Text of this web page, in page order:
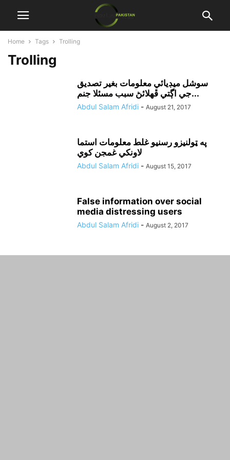
Home Tags Trolling
Trolling
سوشل ميڊيائي معلومات بغير تصديق
جي اڳتي ڦهلائڻ سبب مسئلا جنم...
Abdul Salam Afridi - August 21, 2017
په ټولنيزو رسنيو غلط معلومات استما
لاونکي غمجن کوي
Abdul Salam Afridi - August 15, 2017
False information over social
media distressing users
Abdul Salam Afridi - August 2, 2017